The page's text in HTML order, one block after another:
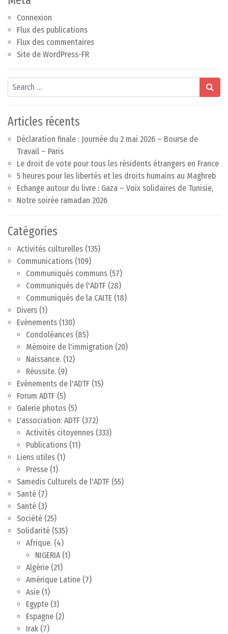
Connexion
Flux des publications
Flux des commentaires
Site de WordPress-FR
Search
Articles récents
Déclaration finale : Journée du 2 mai 2026 – Bourse de
Travail – Paris
Le droit de vote pour tous les résidents étrangers en France
5 heures pour les libertés et les droits humains au Maghreb
Echange autour du livre : Gaza – Voix solidaires de Tunisie,
Notre soirée ramadan 2026
Catégories
Activités culturelles (135)
Communications (109)
Communiqués communs (57)
Communiqués de l'ADTF (28)
Communiqués de la CAITE (18)
Divers (1)
Evénements (130)
Condoléances (85)
Mémoire de l'immigration (20)
Naissance. (12)
Réussite. (9)
Evènements de l'ADTF (15)
Forum ADTF (5)
Galerie photos (5)
L'association: ADTF (372)
Activités citoyennes (333)
Publications (11)
Liens utiles (1)
Presse (1)
Samedis Culturels de l'ADTF (55)
Santé (7)
Santé (3)
Société (25)
Solidarité (535)
Afrique. (4)
NIGERIA(1)
Algérie (21)
Amérique Latine (7)
Asie (1)
Egypte (3)
Espagne (2)
Irak (7)